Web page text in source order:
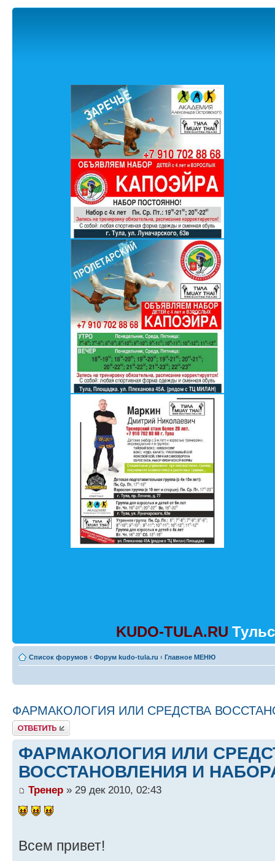
KUDO-TULA.RU
Список форумов ‹ Форум kudo-tula.ru ‹ Главное МЕНЮ
ФАРМАКОЛОГИЯ ИЛИ СРЕДСТВА
Ответить
ФАРМАКОЛОГИЯ ИЛИ
ВОССТАНОВЛЕНИЯ И
Тренер » 29 дек 2010, 02:43
Всем привет!